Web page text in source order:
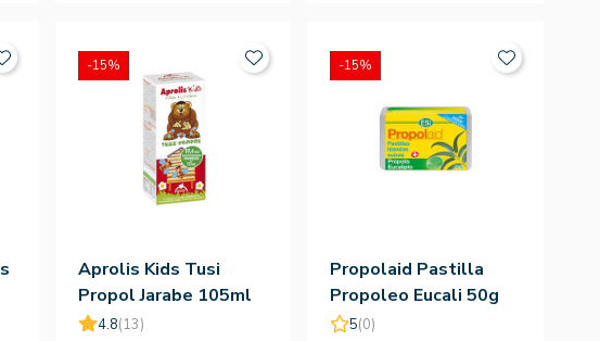
Aprolis Kids Tusi
Propol Jarabe 105ml
4.8(13)
-15%
Propolaid Pastilla
Propoleo Eucali 50g
5(0)
-15%